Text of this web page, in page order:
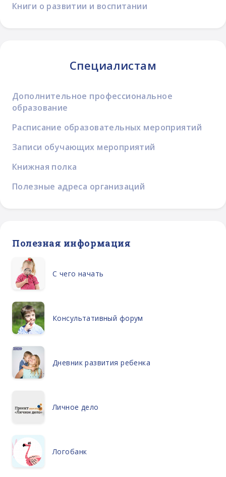
Книги о развитии и воспитании
Специалистам
Дополнительное профессиональное
образование
Расписание образовательных мероприятий
Записи обучающих мероприятий
Книжная полка
Полезные адреса организаций
Полезная информация
С чего начать
Консультативный форум
Дневник развития ребенка
Личное дело
Логобанк